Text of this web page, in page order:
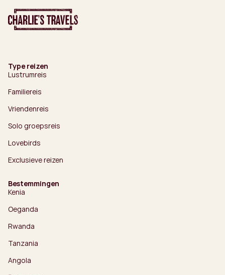
Type reizen
Lustrumreis
Familiereis
Vriendenreis
Solo groepsreis
Lovebirds
Exclusieve reizen
Bestemmingen
Kenia
Oeganda
Rwanda
Tanzania
Angola